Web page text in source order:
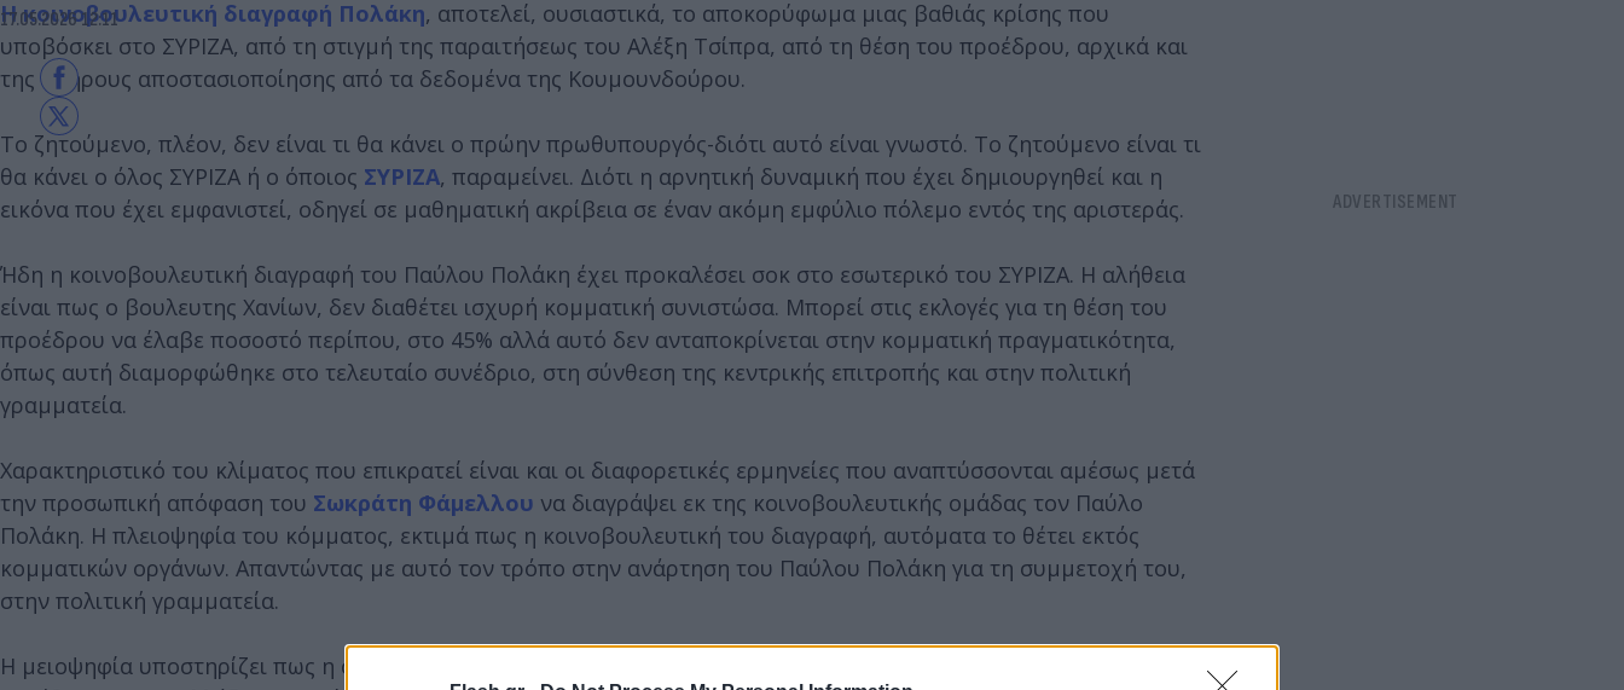
17.05.2026 12:11
Η κοινοβουλευτική διαγραφή Πολάκη, αποτελεί, ουσιαστικά, το αποκορύφωμα μιας βαθιάς κρίσης που
υποβόσκει στο ΣΥΡΙΖΑ, από τη στιγμή της παραιτήσεως του Αλέξη Τσίπρα, από τη θέση του προέδρου, αρχικά και
της πλήρους αποστασιοποίησης από τα δεδομένα της Κουμουνδούρου.
Το ζητούμενο, πλέον, δεν είναι τι θα κάνει ο πρώην πρωθυπουργός-διότι αυτό είναι γνωστό. Το ζητούμενο είναι τι
θα κάνει ο όλος ΣΥΡΙΖΑ ή ο όποιος ΣΥΡΙΖΑ, παραμείνει. Διότι η αρνητική δυναμική που έχει δημιουργηθεί και η
εικόνα που έχει εμφανιστεί, οδηγεί σε μαθηματική ακρίβεια σε έναν ακόμη εμφύλιο πόλεμο εντός της αριστεράς.
Ήδη η κοινοβουλευτική διαγραφή του Παύλου Πολάκη έχει προκαλέσει σοκ στο εσωτερικό του ΣΥΡΙΖΑ. Η αλήθεια
είναι πως ο βουλευτης Χανίων, δεν διαθέτει ισχυρή κομματική συνιστώσα. Μπορεί στις εκλογές για τη θέση του
προέδρου να έλαβε ποσοστό περίπου, στο 45% αλλά αυτό δεν ανταποκρίνεται στην κομματική πραγματικότητα,
όπως αυτή διαμορφώθηκε στο τελευταίο συνέδριο, στη σύνθεση της κεντρικής επιτροπής και στην πολιτική
γραμματεία.
Χαρακτηριστικό του κλίματος που επικρατεί είναι και οι διαφορετικές ερμηνείες που αναπτύσσονται αμέσως μετά
την προσωπική απόφαση του Σωκράτη Φάμελλου να διαγράψει εκ της κοινοβουλευτικής ομάδας τον Παύλο
Πολάκη. Η πλειοψηφία του κόμματος, εκτιμά πως η κοινοβουλευτική του διαγραφή, αυτόματα το θέτει εκτός
κομματικών οργάνων. Απαντώντας με αυτό τον τρόπο στην ανάρτηση του Παύλου Πολάκη για τη συμμετοχή του,
στην πολιτική γραμματεία.
Η μειοψηφία υποστηρίζει πως η σύνθεση των ανώτατων καθοδηγητικών οργάνων συντελέστηκε μετά το τελευταίο